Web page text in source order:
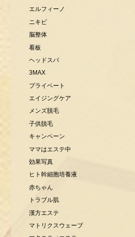
エルフィーノ
ニキビ
脳整体
看板
ヘッドスパ
3MAX
プライベート
エイジングケア
メンズ脱毛
子供脱毛
キャンペーン
ママはエステ中
効果写真
ヒト幹細胞培養液
赤ちゃん
トラブル肌
漢方エステ
マトリクスウェーブ